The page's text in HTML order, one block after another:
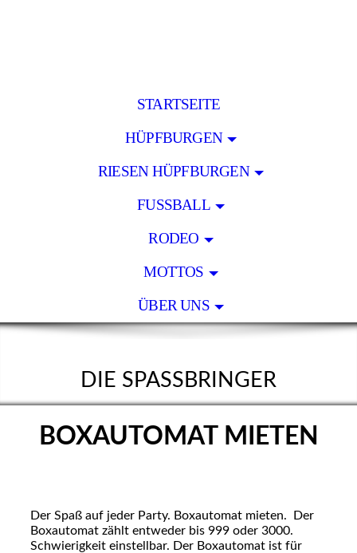
STARTSEITE
HÜPFBURGEN
RIESEN HÜPFBURGEN
FUSSBALL
RODEO
MOTTOS
ÜBER UNS
DIE SPASSBRINGER
BOXAUTOMAT MIETEN
Der Spaß auf jeder Party. Boxautomat mieten. Der
Boxautomat zählt entweder bis 999 oder 3000.
Schwierigkeit einstellbar. Der Boxautomat ist für